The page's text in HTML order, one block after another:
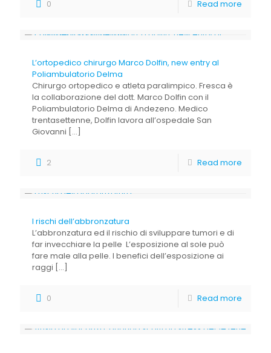
0 Read more
L’ortopedico chirurgo Marco Dolfin, new entry al
Poliambulatorio Delma
Chirurgo ortopedico e atleta paralimpico. Fresca è
la collaborazione del dott. Marco Dolfin con il
Poliambulatorio Delma di Andezeno. Medico
trentasettenne, Dolfin lavora all’ospedale San
Giovanni […]
2 Read more
I rischi dell’abbronzatura
L’abbronzatura ed il rischio di sviluppare tumori e di
far invecchiare la pelle L’esposizione al sole può
fare male alla pelle. I benefici dell’esposizione ai
raggi […]
0 Read more